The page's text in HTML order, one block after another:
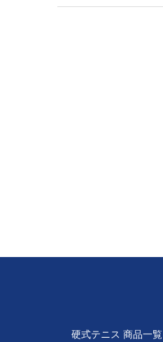
硬式テニス 商品一覧